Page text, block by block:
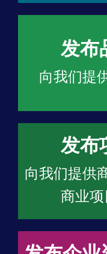
发布
向我们提
发布
向我们提供
商业